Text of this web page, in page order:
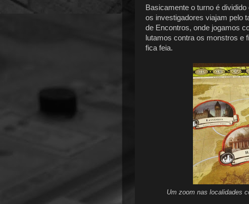
Basicamente o turno é
os investigadores viajam pelo
de Encontros, onde jogamos
lutamos contra os monstros e
fica feia.
Um zoom nas localidades